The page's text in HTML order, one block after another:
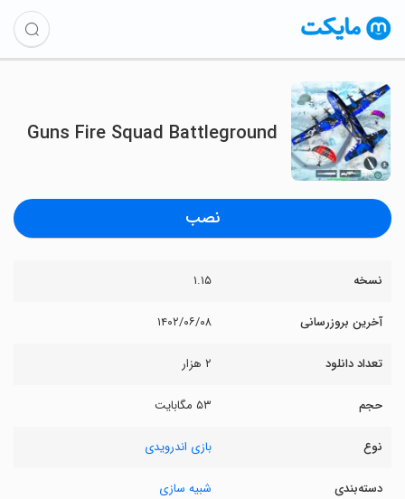
Guns Fire Squad Battleground
نصب
نسخه ۱.۱۵
آخرین بروزرسانی ۱۴۰۲/۰۶/۰۸
تعداد دانلود ۲ هزار
حجم ۵۳ مگابایت
نوع بازی اندرویدی
دسته‌بندی شبیه سازی